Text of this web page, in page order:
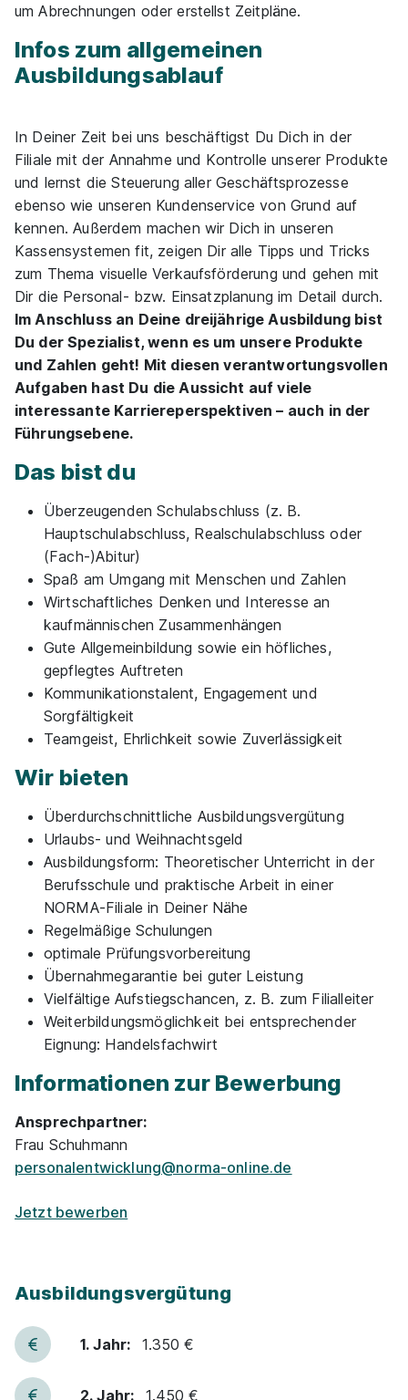
Lebensmittelfilialbetrieb Stiftung & Co. KG
01.08.2026
35460 Staufenberg
1.350 - 1.550 € pro Monat
Ausbildung zum Kaufmann im Einzelhandel
(m/w/d) Netto Marken-Discount Stiftung & Co. KG
01.08.2026
Video
Ausbildung zum Verkäufer / Kaufmann im
Einzelhandel zum 01.09.2026 (m/w/d)
Schloß-Holte SE & Co. KG
01.08.2026
35096 Weimar
Neu
Ausbildung KFZ - Mechatroniker (m/w/d)
Lager Großen-Buseck
01.08.2026
35418 Buseck
Ausbildung Kaufmann/ -frau Einzelhandel
Lebensmittelfilialbetrieb Stiftung & Co. KG
um Abrechnungen oder erstellst Zeitpläne.
Infos zum allgemeinen
Ausbildungsablauf
In Deiner Zeit bei uns beschäftigst Du Dich in der
Filiale mit der Annahme und Kontrolle unserer Produkte
und lernst die Steuerung aller Geschäftsprozesse
ebenso wie unseren Kundenservice von Grund auf
kennen. Außerdem machen wir Dich in unseren
Kassensystemen fit, zeigen Dir alle Tipps und Tricks
zum Thema visuelle Verkaufsförderung und gehen mit
Dir die Personal- bzw. Einsatzplanung im Detail durch.
Im Anschluss an Deine dreijährige Ausbildung bist
Du der Spezialist, wenn es um unsere Produkte
und Zahlen geht! Mit diesen verantwortungsvollen
Aufgaben hast Du die Aussicht auf viele
interessante Karriereperspektiven – auch in der
Führungsebene.
Das bist du
Überzeugenden Schulabschluss (z. B.
Hauptschulabschluss, Realschulabschluss oder
(Fach-)Abitur)
Spaß am Umgang mit Menschen und Zahlen
Wirtschaftliches Denken und Interesse an
kaufmännischen Zusammenhängen
Gute Allgemeinbildung sowie ein höfliches,
gepflegtes Auftreten
Kommunikationstalent, Engagement und
Sorgfältigkeit
Teamgeist, Ehrlichkeit sowie Zuverlässigkeit
Wir bieten
Überdurchschnittliche Ausbildungsvergütung
Urlaubs- und Weihnachtsgeld
Ausbildungsform: Theoretischer Unterricht in der
Berufsschule und praktische Arbeit in einer
NORMA-Filiale in Deiner Nähe
Regelmäßige Schulungen
optimale Prüfungsvorbereitung
Übernahmegarantie bei guter Leistung
Vielfältige Aufstiegschancen, z. B. zum Filialleiter
Weiterbildungsmöglichkeit bei entsprechender
Eignung: Handelsfachwirt
Informationen zur Bewerbung
Ansprechpartner:
Frau Schuhmann
personalentwicklung@norma-online.de
Jetzt bewerben
Ausbildungsvergütung
1. Jahr: 1.350 €
2. Jahr: 1.450 €